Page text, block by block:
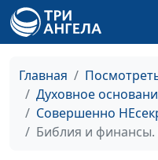
Главная
Духовное
Совершенно
Библия и финансы.
Библия и финансы.
Где христианину
работать нельзя?